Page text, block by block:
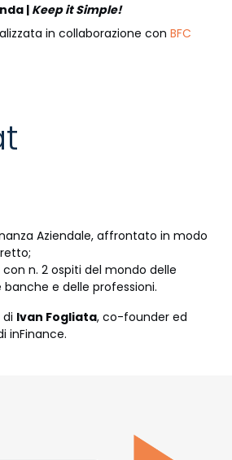
| Keep it Simple!
in collaborazione con BFC
Aziendale, affrontato in modo
n. 2 ospiti del mondo delle
banche e delle professioni.
Ivan Fogliata, co-founder ed
inFinance.